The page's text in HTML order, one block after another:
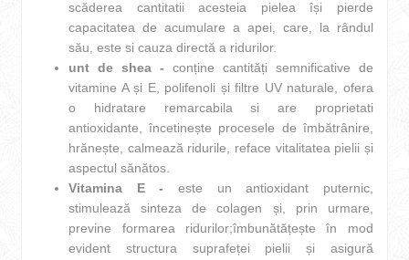
scăderea cantitatii acesteia pielea își pierde
capacitatea de acumulare a apei, care, la rândul
său, este si cauza directă a ridurilor.
unt de shea - conține cantități semnificative de
vitamine A și E, polifenoli și filtre UV naturale, ofera
o hidratare remarcabila si are proprietati
antioxidante, încetinește procesele de îmbătrânire,
hrănește, calmează ridurile, reface vitalitatea pielii și
aspectul sănătos.
Vitamina E - este un antioxidant puternic,
stimulează sinteza de colagen și, prin urmare,
previne formarea ridurilor;îmbunătățește în mod
evident structura suprafeței pielii și asigură